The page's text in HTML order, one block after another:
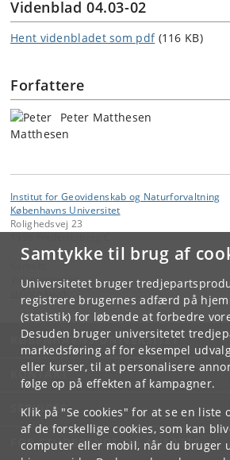
Samtykke til brug af
Universitetet bruger
registrere brugernes adfærd på
(statistik) for løbende at forbedre
Desuden bruger universitetet
markedsføring af for eksempel
eller kurser, til at personalisere
følge op på effekten af kampagner.
Klik på "Se cookies" for at se en liste
af de forskellige cookies, som kan
computer eller mobil, når du bruger
Videnblad 04.03-02
Hent videnbladet som pdf (116 KB)
Forfattere
Peter Matthesen
Institut for Geovidenskab og Naturforvaltning
Københavns Universitet
Rolighedsvej 23
Videntjenesten
KØBENHAVNS UNIVERSITET
KONTAKT
SERVICES
FOR STUDERENDE OG ANSATTE